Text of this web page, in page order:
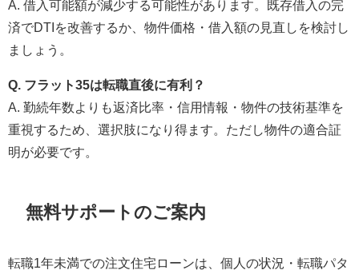
A. 借入可能額が減少する可能性があります。既存借入の完
済でDTIを改善するか、物件価格・借入額の見直しを検討し
ましょう。
Q. フラット35は転職直後に有利？
A. 勤続年数よりも返済比率・信用情報・物件の技術基準を
重視するため、選択肢になり得ます。ただし物件の適合証
明が必要です。
無料サポートのご案内
転職1年未満での注文住宅ローンは、個人の状況・転職パタ